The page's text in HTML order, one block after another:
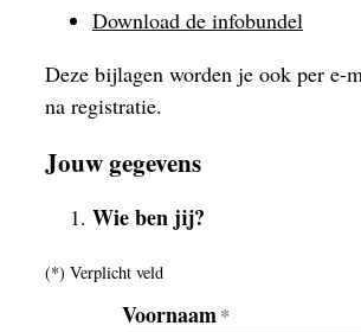
Download de infobundel
Deze bijlagen worden je ook per e-
na registratie.
Jouw gegevens
Wie ben jij?
(*) Verplicht veld
Voornaam